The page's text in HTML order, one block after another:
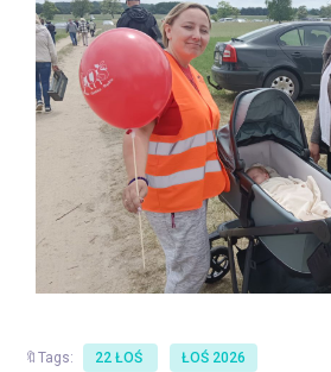
🔖Tags: 22 ŁOŚ ŁOŚ 2026